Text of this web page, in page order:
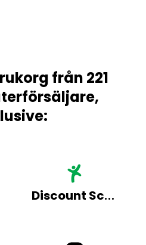
från 221
Discount School Supply